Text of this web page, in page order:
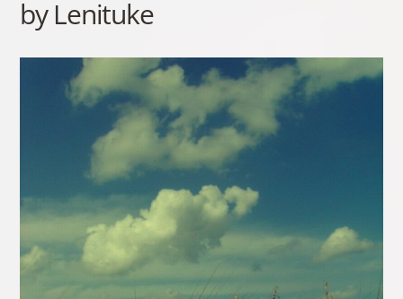
by Lenituke